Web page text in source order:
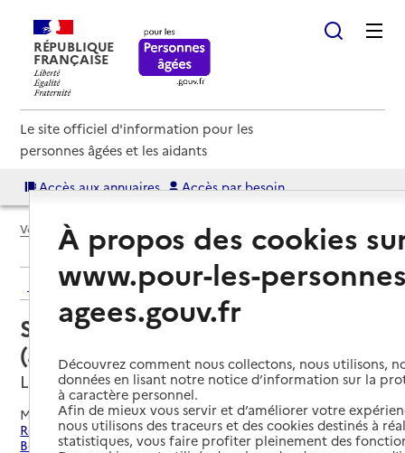
RÉPUBLIQUE
FRANÇAISE
Le site officiel d'information pour les
personnes âgées et les aidants
Accès aux annuaires Accès par besoin
Voir le fil d’Ariane
Retour aux résultats de l'annuaire
Service autonomie à domicile
(aide) – Les Jardins d'Arcadie
Le Bois-Plage-en-Ré, CHARENTE-MARITIME
Mis à jour le26/07/2026
Rechercher les établissements et services autour de Le
Bois-Plage-en-Ré.
À propos des cookies
www.pour-les-
agees.gouv.fr
Découvrez comment nous collectons, nous utilisons,
données en lisant notre notice d’information sur la
à caractère personnel.
Afin de mieux vous servir et d’améliorer votre
nous utilisons des traceurs et des cookies destinés à
statistiques, vous faire profiter pleinement des